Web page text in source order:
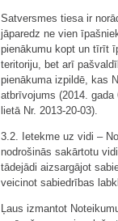
Satversmes tiesa ir
jāparedz ne vien
pienākumu kopt un tīrīt
teritoriju, bet arī
pienākuma izpildē, kas
atbrīvojums (2014. gada
lietā Nr. 2013-20-03).
3.2. Ietekme uz vidi –
nodrošinās sakārtotu
tādejādi aizsargājot
veicinot sabiedrības
Ļaus izmantot